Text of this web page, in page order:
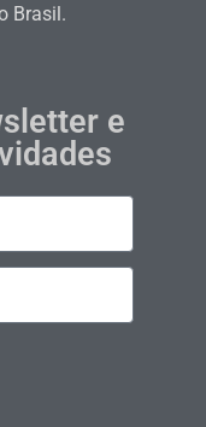
Brasil.
e